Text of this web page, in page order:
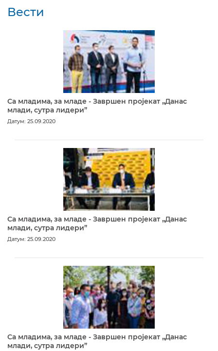
Вести
Са младима, за младе - Завршен пројекат „Данас
млади, сутра лидери”
Датум: 25.09.2020
Са младима, за младе - Завршен пројекат „Данас
млади, сутра лидери”
Датум: 25.09.2020
Са младима, за младе - Завршен пројекат „Данас
млади, сутра лидери”